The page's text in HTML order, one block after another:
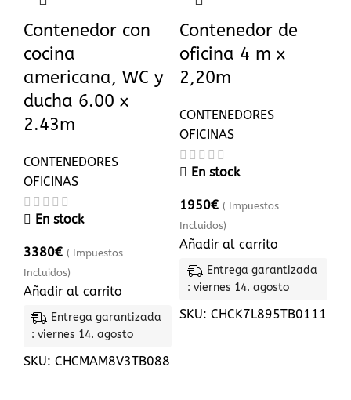
Contenedor con
cocina
americana, WC y
ducha 6.00 x
2.43m
CONTENEDORES
OFICINAS
En stock
3380€ ( Impuestos
Incluidos)
Añadir al carrito
Entrega garantizada
: viernes 14. agosto
SKU: CHCMAM8V3TB088
Contenedor de
oficina 4 m x
2,20m
CONTENEDORES
OFICINAS
En stock
1950€ ( Impuestos
Incluidos)
Añadir al carrito
Entrega garantizada
: viernes 14. agosto
SKU: CHCK7L895TB0111